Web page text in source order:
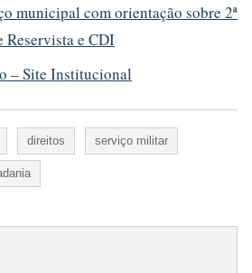
municipal com orientação sobre 2ª
Reservista e CDI
– Site Institucional
direitos serviço militar